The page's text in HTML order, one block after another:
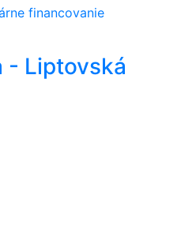
financovanie
- Liptovská